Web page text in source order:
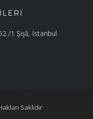
/1 Şişli, İstanbul
Saklıdır